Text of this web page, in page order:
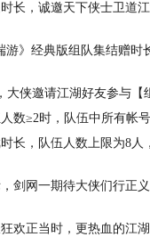
时长，诚邀天下侠士卫道江
大侠邀请江湖好友参与
数≥2时，队伍中所有帐
长，队伍人数上限为8人
剑网一期待大侠们行正
欢正当时，更热血的江